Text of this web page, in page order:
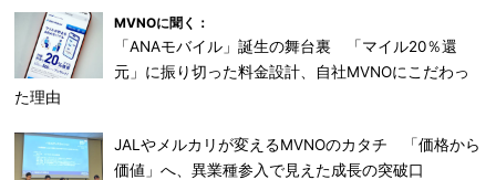
MVNOに聞く：
「ANAモバイル」誕生の舞台裏 「マイル20％還
元」に振り切った料金設計、自社MVNOにこだわっ
た理由
JALやメルカリが変えるMVNOのカタチ 「価格から
価値」へ、異業種参入で見えた成長の突破口